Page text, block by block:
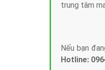
trung tâm
Nếu bạn
Hotline: